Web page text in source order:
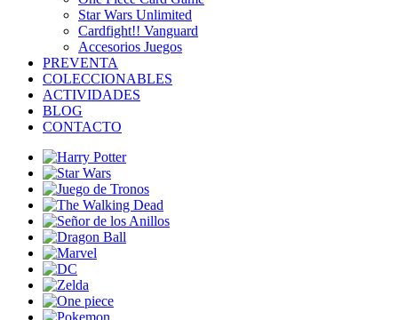
Star Wars Unlimited
Cardfight!! Vanguard
Accesorios Juegos
PREVENTA
COLECCIONABLES
ACTIVIDADES
BLOG
CONTACTO